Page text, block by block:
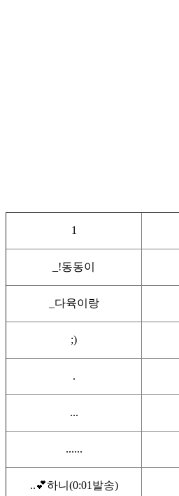
1
_!동동이
_다육이랑
;)
.
...
......
..💕하니(0:01발송)